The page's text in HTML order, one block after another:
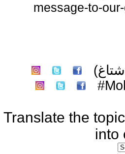
message-to-
Translate the topic
into